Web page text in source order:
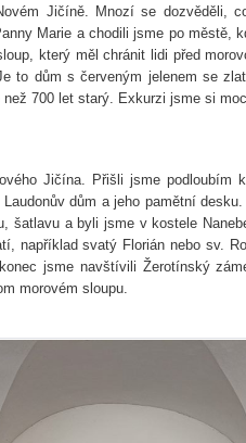
Jičíně. Mnozí se dozvěděli,
Marie a chodili jsme po městě,
který měl chránit lidi před
to dům s červeným jelenem se
700 let starý. Exkurzi jsme si
Jičína. Přišli jsme podloubím
dům a jeho pamětní
šatlavu a byli jsme v kostele
například svatý Florián nebo sv.
jsme navštívili Žerotínský
morovém sloupu.